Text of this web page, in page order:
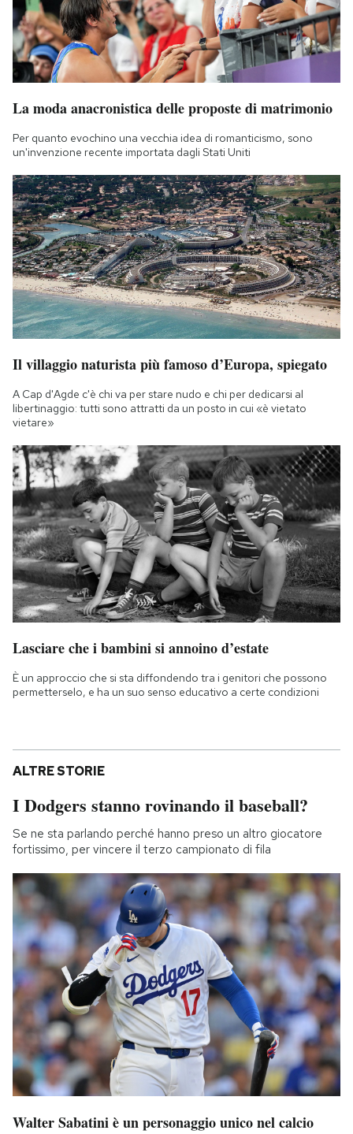
La moda anacronistica delle proposte di matrimonio
Per quanto evochino una vecchia idea di romanticismo, sono
un'invenzione recente importata dagli Stati Uniti
Il villaggio naturista più famoso d’Europa, spiegato
A Cap d'Agde c'è chi va per stare nudo e chi per dedicarsi al
libertinaggio: tutti sono attratti da un posto in cui «è vietato
vietare»
Lasciare che i bambini si annoino d’estate
È un approccio che si sta diffondendo tra i genitori che possono
permetterselo, e ha un suo senso educativo a certe condizioni
ALTRE STORIE
I Dodgers stanno rovinando il baseball?
Se ne sta parlando perché hanno preso un altro giocatore
fortissimo, per vincere il terzo campionato di fila
Walter Sabatini è un personaggio unico nel calcio